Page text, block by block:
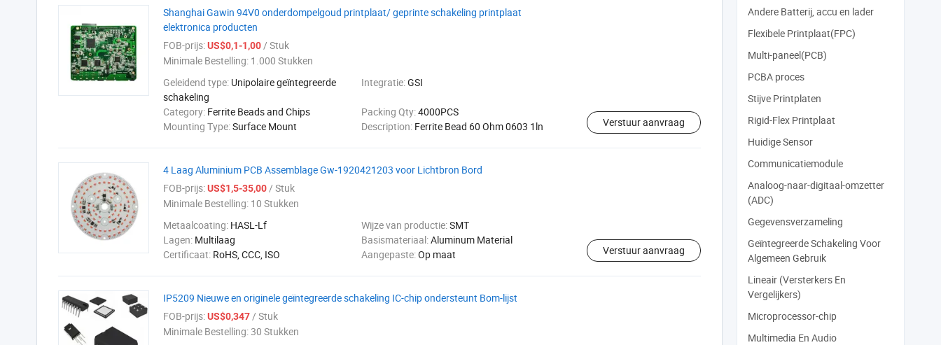
Shanghai Gawin 94V0 onderdompelgoud printplaat/ geprinte schakeling printplaat
elektronica producten
FOB-prijs:US$0,1-1,00/ Stuk
Minimale Bestelling: 1.000 Stukken
Geleidend type: Unipolaire geïntegreerde
schakeling
Integratie:GSI
Category: Ferrite Beads and Chips Packing Qty:4000PCS
Mounting Type:Surface Mount Description: Ferrite Bead 60 Ohm 0603 1ln Verstuur aanvraag
4 Laag Aluminium PCB Assemblage Gw-1920421203 voor Lichtbron Bord
FOB-prijs:US$1,5-35,00/ Stuk
Minimale Bestelling: 10 Stukken
Metaalcoating: HASL-Lf Wijze van productie:SMT
Lagen: Multilaag Basismateriaal:Aluminum Material
Certificaat: RoHS, CCC, ISO Aangepaste:Op maat Verstuur aanvraag
IP5209 Nieuwe en originele geïntegreerde schakeling IC-chip ondersteunt Bom-lijst
FOB-prijs:US$0,347/ Stuk
Minimale Bestelling:30 Stukken
Andere Batterij, accu en lader
Flexibele Printplaat(FPC)
Multi-paneel(PCB)
PCBA proces
Stijve Printplaten
Rigid-Flex Printplaat
Huidige Sensor
Communicatiemodule
Analoog-naar-digitaal-omzetter
(ADC)
Gegevensverzameling
Geïntegreerde Schakeling Voor
Algemeen Gebruik
Lineair (Versterkers En
Vergelijkers)
Microprocessor-chip
Multimedia En Audio